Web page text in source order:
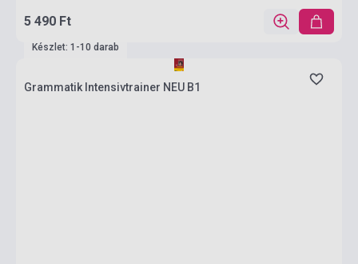
5 490 Ft
Készlet: 1-10 darab
Grammatik Intensivtrainer NEU B1